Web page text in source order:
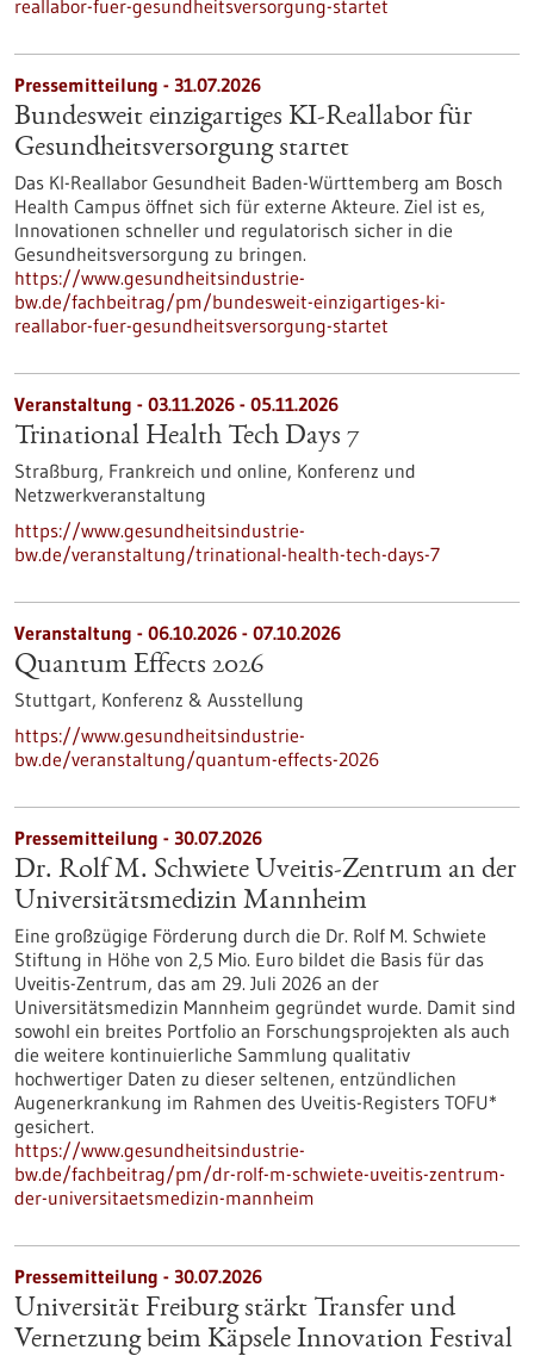
reallabor-fuer-gesundheitsversorgung-startet
Pressemitteilung - 31.07.2026
Bundesweit einzigartiges KI-Reallabor für
Gesundheits­versorgung startet
Das KI-Reallabor Gesundheit Baden-Württemberg am Bosch
Health Campus öffnet sich für externe Akteure. Ziel ist es,
Innovationen schneller und regulatorisch sicher in die
Gesundheitsversorgung zu bringen.
https://www.gesundheitsindustrie-
bw.de/fachbeitrag/pm/bundesweit-einzigartiges-ki-
reallabor-fuer-gesundheitsversorgung-startet
Veranstaltung - 03.11.2026 - 05.11.2026
Trinational Health Tech Days 7
Straßburg, Frankreich und online, Konferenz und
Netzwerkveranstaltung
https://www.gesundheitsindustrie-
bw.de/veranstaltung/trinational-health-tech-days-7
Veranstaltung - 06.10.2026 - 07.10.2026
Quantum Effects 2026
Stuttgart, Konferenz & Ausstellung
https://www.gesundheitsindustrie-
bw.de/veranstaltung/quantum-effects-2026
Pressemitteilung - 30.07.2026
Dr. Rolf M. Schwiete Uveitis-Zentrum an der
Universitätsmedizin Mannheim
Eine großzügige Förderung durch die Dr. Rolf M. Schwiete
Stiftung in Höhe von 2,5 Mio. Euro bildet die Basis für das
Uveitis-Zentrum, das am 29. Juli 2026 an der
Universitätsmedizin Mannheim gegründet wurde. Damit sind
sowohl ein breites Portfolio an Forschungsprojekten als auch
die weitere kontinuierliche Sammlung qualitativ
hochwertiger Daten zu dieser seltenen, entzündlichen
Augenerkrankung im Rahmen des Uveitis-Registers TOFU*
gesichert.
https://www.gesundheitsindustrie-
bw.de/fachbeitrag/pm/dr-rolf-m-schwiete-uveitis-zentrum-
der-universitaetsmedizin-mannheim
Pressemitteilung - 30.07.2026
Universität Freiburg stärkt Transfer und
Vernetzung beim Käpsele Innovation Festival